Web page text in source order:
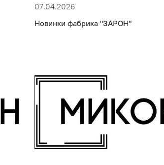
07.04.2026
Новинки фабрика "ЗАРОН"